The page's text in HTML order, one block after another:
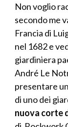
Non voglio
secondo me
Francia di
nel 1682 e
giardiniera
André Le
presentare
di uno dei
nuova corte